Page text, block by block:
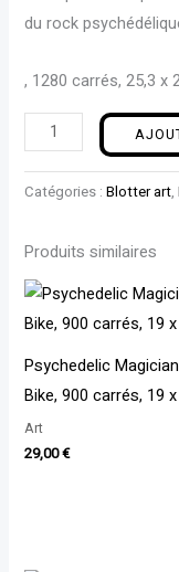
du rock
, 1280 carrés, 25,3 x
Catégories :Blotter art,
Produits similaires
Psychedelic
Bike, 900 carrés, 19
Art
29,00€